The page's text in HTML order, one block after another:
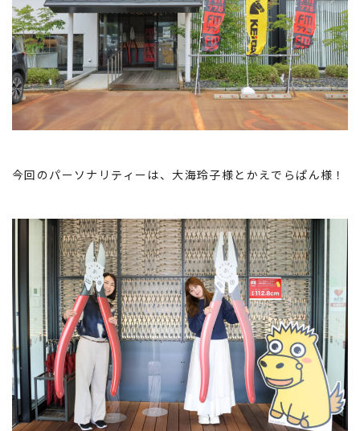
今回のパーソナリティーは、大海玲子様とかえでらぱん様！